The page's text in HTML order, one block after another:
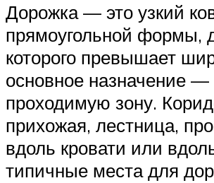
Дорожка — это узкий
прямоугольной формы,
которого превышает
основное назначение —
проходимую зону.
прихожая, лестница,
вдоль кровати или
типичные места для